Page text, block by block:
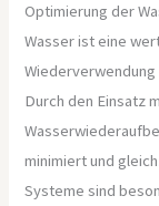
Optimierung der
Wasser ist eine
Durch den Einsatz
minimiert und
Systeme sind